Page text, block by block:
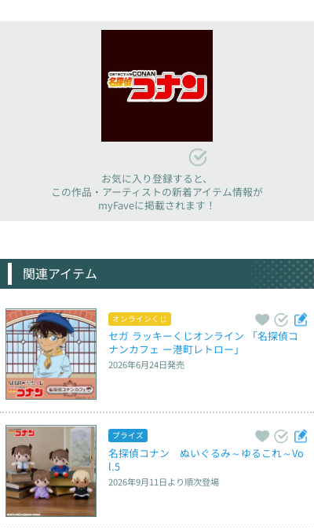
お気に入り登録すると、
この作品・アーティストの新着アイテム情報が
myFaveに掲載されます！
関連アイテム
オンラインくじ
セガ ラッキーくじオンライン 「名探偵コ
ナンカフェ ー港町レトロー」
2026年6月24日発売
プライズ
名探偵コナン　ぬいぐるみ～ゆるこれ～Vo
l.5
2026年9月11日より順次登場